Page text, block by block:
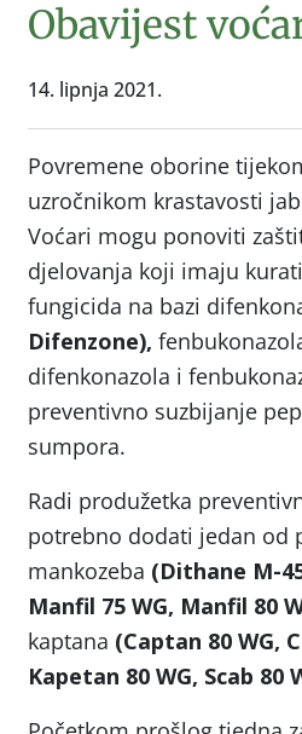
Obavijest
14. lipnja 2021.
Povremene oborine
uzročnikom krastavosti
Voćari mogu ponoviti
djelovanja koji imaju
fungicida na bazi
Difenzone),
difenkonazola i
preventivno suzbijanje
sumpora.
Radi produžetka
potrebno dodati jedan od
mankozeba (Dithane M-
Manfil 75 WG, Manfil 80
kaptana (Captan 80 WG,
Kapetan 80 WG, Scab 80